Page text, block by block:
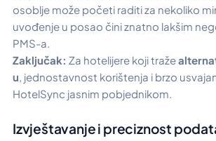
osoblje može početi raditi za nekoliko
uvođenje u posao čini znatno lakšim
PMS-a.
Zaključak: Za hotelijere koji traže
u, jednostavnost korištenja i brzo
HotelSync jasnim pobjednikom.
Izvještavanje i preciznost